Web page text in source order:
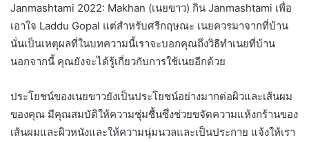
Janmashtami 2022: Makhan (เนยขาว) กิน Janmashtami เพื่อ
เอาใจ Laddu Gopal แต่สำหรับศรีกฤษณะ เนยควรมาจากที่บ้าน
นั่นเป็นเหตุผลที่ในบทความนี้เราจะบอกคุณถึงวิธีทำเนยที่บ้าน
นอกจากนี้ คุณยังจะได้รู้เกี่ยวกับการใช้เนยอีกด้วย
ประโยชน์ของเนยขาวยังเป็นประโยชน์อย่างมากต่อผิวและเส้นผม
ของคุณ มีคุณสมบัติให้ความชุ่มชื้นซึ่งช่วยขจัดความแห้งกร้านของ
เส้นผมและผิวหนังและให้ความนุ่มนวลและเป็นประกาย แจ้งให้เรา